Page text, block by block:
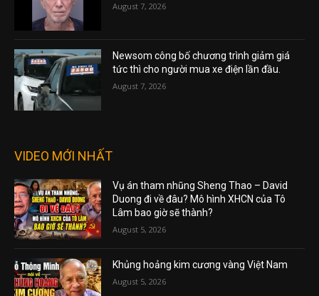
August 7, 2026
Newsom công bố chương trình giảm giá
tức thì cho người mua xe điện lần đầu.
August 7, 2026
VIDEO MỚI NHẤT
Vụ án tham nhũng Sheng Thao – David
Duong đi về đâu? Mô hình XHCN của Tô
Lâm bao giờ sẽ thành?
August 5, 2026
Khủng hoảng kim cương vàng Việt Nam
August 5, 2026